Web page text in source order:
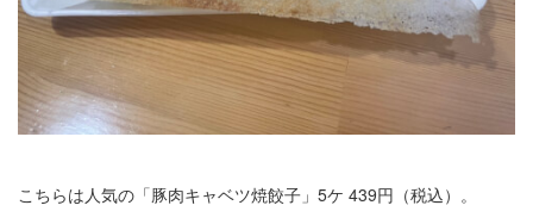
こちらは人気の「豚肉キャベツ焼餃子」5ケ 439円（税込）。